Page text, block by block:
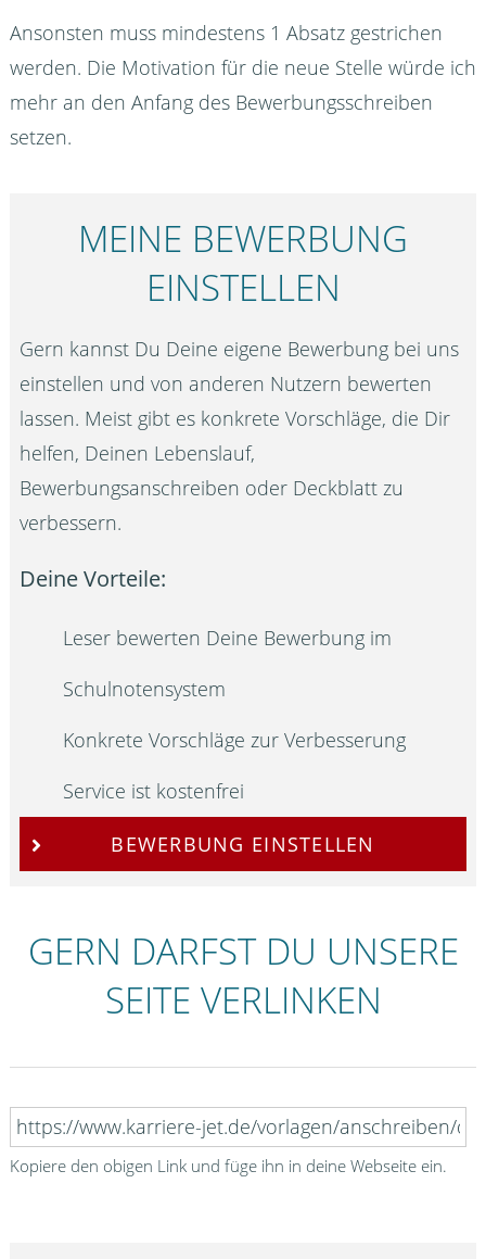
Ansonsten muss mindestens 1 Absatz gestrichen
werden. Die Motivation für die neue Stelle würde ich
mehr an den Anfang des Bewerbungsschreiben
setzen.
MEINE BEWERBUNG
EINSTELLEN
Gern kannst Du Deine eigene Bewerbung bei uns
einstellen und von anderen Nutzern bewerten
lassen. Meist gibt es konkrete Vorschläge, die Dir
helfen, Deinen Lebenslauf,
Bewerbungsanschreiben oder Deckblatt zu
verbessern.
Deine Vorteile:
Leser bewerten Deine Bewerbung im
Schulnotensystem
Konkrete Vorschläge zur Verbesserung
Service ist kostenfrei
BEWERBUNG EINSTELLEN
GERN DARFST DU UNSERE
SEITE VERLINKEN
Kopiere den obigen Link und füge ihn in deine Webseite ein.